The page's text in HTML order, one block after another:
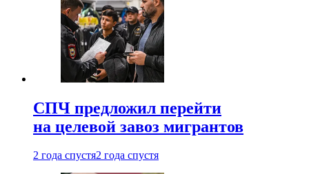
СПЧ предложил перейти
на целевой завоз мигрантов
2 года спустя2 года спустя